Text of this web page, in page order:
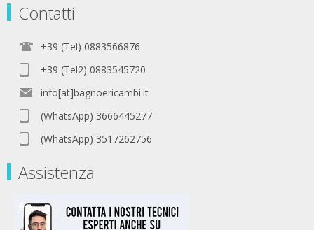
Contatti
+39 (Tel) 0883566876
+39 (Tel2) 0883545720
info[at]bagnoericambi.it
(WhatsApp) 3666445277
(WhatsApp) 3517262756
Assistenza